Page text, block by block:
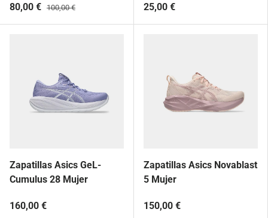
80,00 € 100,00 € 25,00 €
Zapatillas Asics GeL-
Cumulus 28 Mujer
160,00 €
Zapatillas Asics Novablast
5 Mujer
150,00 €